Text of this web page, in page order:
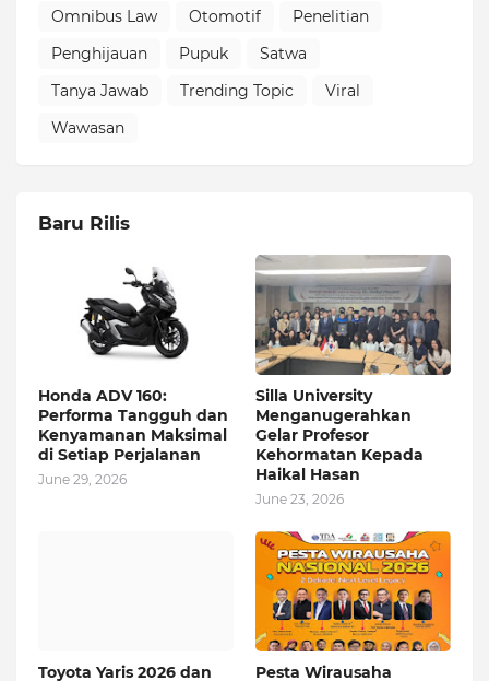
Omnibus Law
Otomotif
Penelitian
Penghijauan
Pupuk
Satwa
Tanya Jawab
Trending Topic
Viral
Wawasan
Baru Rilis
Honda ADV 160:
Performa Tangguh dan
Kenyamanan Maksimal
di Setiap Perjalanan
June 29, 2026
Silla University
Menganugerahkan
Gelar Profesor
Kehormatan Kepada
Haikal Hasan
June 23, 2026
Toyota Yaris 2026 dan
Pesta Wirausaha